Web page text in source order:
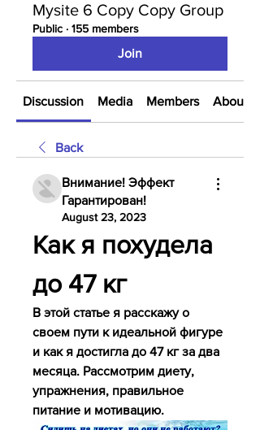
Mysite 6 Copy Copy Group
Public · 155 members
Join
Discussion Media Members About
Back
Внимание! Эффект
Гарантирован!
August 23, 2023
Как я похудела
до 47 кг
В этой статье я расскажу о
своем пути к идеальной фигуре
и как я достигла до 47 кг за два
месяца. Рассмотрим диету,
упражнения, правильное
питание и мотивацию.